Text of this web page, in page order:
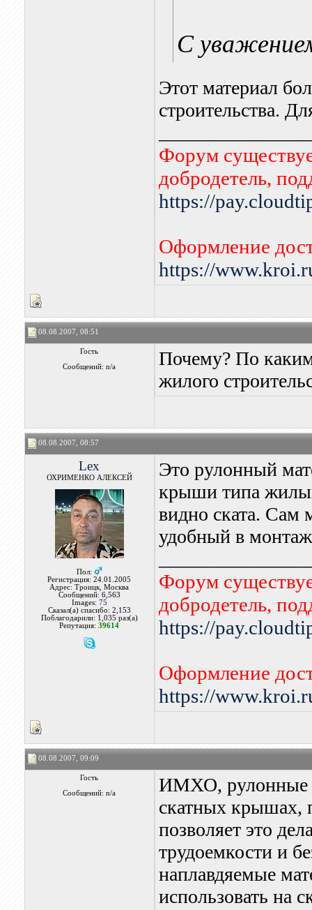
С
Этот материал
строительства.
Форум
добродетель,
https://
Оформление
https://
08.08.2007, 08:51
Гость
Сообщений: n/a
Почему? По каким
жилого
08.08.2007, 08:57
Lex
ОХРИМЕНКО АЛЕКСЕЙ
Пол:
Регистрация: 24.01.2005
Адрес: Троицк, Москва
Сообщений: 6,563
Images: 75
Сказал(а) спасибо: 2,153
Поблагодарили: 1,035 раз(а)
Репутация:39614
Это рулонный
крыши типа
видно ската. Сам
удобный в
Форум
добродетель,
https://
Оформление
https://
08.08.2007, 09:09
Гость
Сообщений: n/a
ИМХО, рулонные
скатных крышах,
позволяет это
трудоемкости и
наплавдяемые
использовать на